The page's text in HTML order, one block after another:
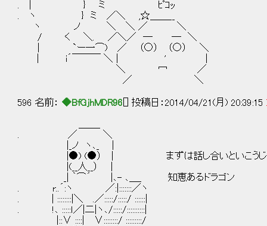
. | } ミ ﾋﾟｺｯ
. ヽ } ミ ／＼ ,☆＿＿__
ヽ ノ ＼ ＼ ／ ＼
/ く ＼. ／＼／ ─ ─ ＼
| `ー一⌒) ／ （○） （○） ＼
| i´￣￣￣ ＼ | ' |
＼ 冖 ／
／ ＼
596 名前： ◆BfGjhMDR96 [] 投稿日：2014/04/21(月) 20:39:15
. ／ ＼
|_ノ ヽ､_ |
|●) (●） | まずは話し合いといこうじゃ
|(__人__） |
_| ｀⌒´ |､- ､＿_ 知恵あるドラゴン
. r..´:ヽ ／:|:::::::／ヽ
. | ::::::::|＼ .／:::::/:::::/ ::::::|
. !､ :::::ｌ／|二|ヽ､/:::::/::::::::::|
|::∨ ::::| ∨::::::::/ :::::::::/